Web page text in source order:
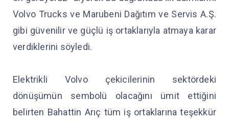
Volvo Trucks ve Marubeni Dağıtım ve Servis A.Ş.
gibi güvenilir ve güçlü iş ortaklarıyla atmaya karar
verdiklerini söyledi.
Elektrikli Volvo çekicilerinin sektördeki
dönüşümün sembolü olacağını ümit ettiğini
belirten Bahattin Arıç tüm iş ortaklarına teşekkür